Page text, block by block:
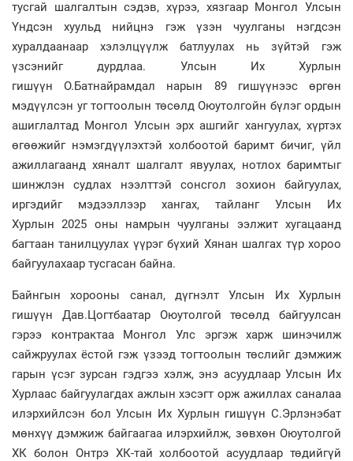
тусгай шалгалтын сэдэв, хүрээ, хязгаар Монгол Улсын
Үндсэн хуульд нийцнэ гэж үзэн чуулганы нэгдсэн
хуралдаанаар хэлэлцүүлж батлуулах нь зүйтэй гэж
үзсэнийг дурдлаа. Улсын Их Хурлын
гишүүн О.Батнайрамдал нарын 89 гишүүнээс өргөн
мэдүүлсэн уг тогтоолын төсөлд Оюутолгойн бүлэг ордын
ашиглалтад Монгол Улсын эрх ашгийг хангуулах, хүртэх
өгөөжийг нэмэгдүүлэхтэй холбоотой баримт бичиг, үйл
ажиллагаанд хяналт шалгалт явуулах, нотлох баримтыг
шинжлэн судлах нээлттэй сонсгол зохион байгуулах,
иргэдийг мэдээллээр хангах, тайланг Улсын Их
Хурлын 2025 оны намрын чуулганы ээлжит хугацаанд
багтаан танилцуулах үүрэг бүхий Хянан шалгах түр хороо
байгуулахаар тусгасан байна.
Байнгын хорооны санал, дүгнэлт Улсын Их Хурлын
гишүүн Дав.Цогтбаатар Оюутолгой төсөлд байгуулсан
гэрээ контрактаа Монгол Улс эргэж харж шинэчилж
сайжруулах ёстой гэж үзээд тогтоолын төслийг дэмжиж
гарын үсэг зурсан гэдгээ хэлж, энэ асуудлаар Улсын Их
Хурлаас байгуулагдах ажлын хэсэгт орж ажиллах саналаа
илэрхийлсэн бол Улсын Их Хурлын гишүүн С.Эрлэнэбат
мөнхүү дэмжиж байгаагаа илэрхийлж, зөвхөн Оюутолгой
ХК болон Онтрэ ХК-тай холбоотой асуудлаар төдийгүй